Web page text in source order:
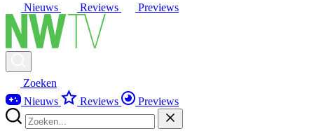
Nieuws Reviews Previews
Zoeken
Nieuws
Reviews Previews